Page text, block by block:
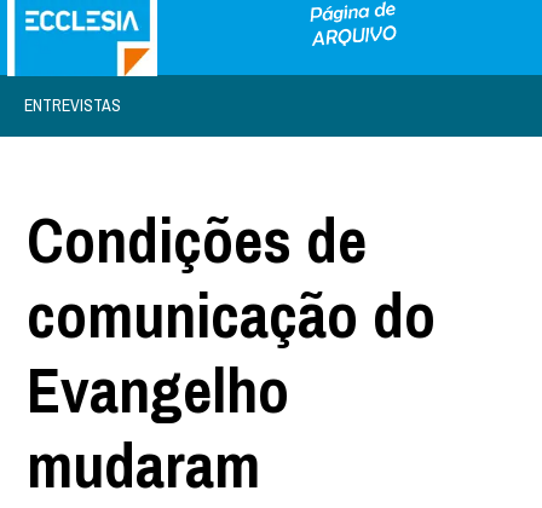
ENTREVISTAS
Condições de
comunicação do
Evangelho
mudaram